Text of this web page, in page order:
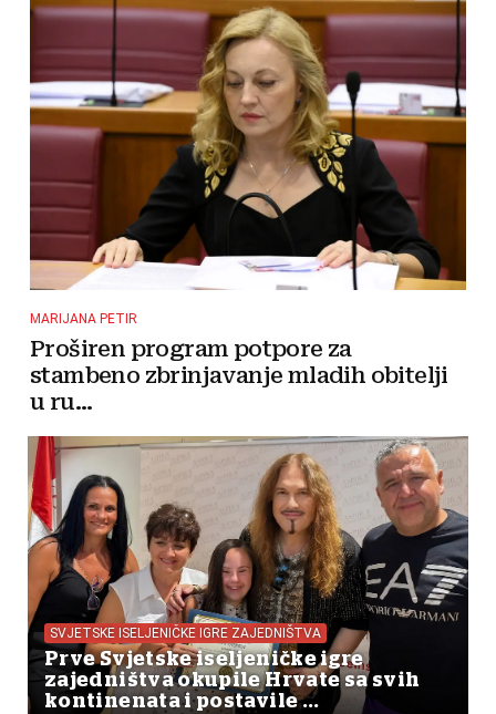
MARIJANA PETIR
Proširen program potpore za
stambeno zbrinjavanje mladih obitelji
u ru...
SVJETSKE ISELJENIČKE IGRE ZAJEDNIŠTVA
Prve Svjetske iseljeničke igre
zajedništva okupile Hrvate sa svih
kontinenata i postavile ...